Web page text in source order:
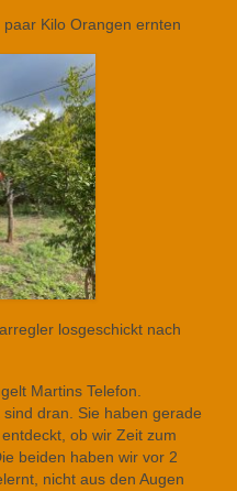
Kilo Orangen ernten
losgeschickt nach
Martins Telefon.
dran. Sie haben gerade
ob wir Zeit zum
beiden haben wir vor 2
nicht aus den Augen